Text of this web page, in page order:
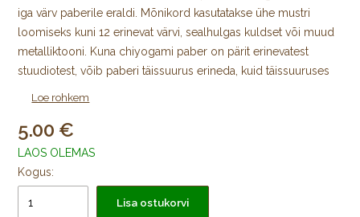
iga värv paberile eraldi. Mõnikord kasutatakse ühe mustri
loomiseks kuni 12 erinevat värvi, sealhulgas kuldset või muud
metalliktooni. Kuna chiyogami paber on pärit erinevatest
stuudiotest, võib paberi täissuurus erineda, kuid täissuuruses
lehe mustriline ala on alati 64 × 98 cm, mida ümbritseb igast
Algselt Edo ajastul välja töötatud jaapani värviliste
kujundustega mooruspuupaberid trükiti puulõigete abil
väikeste kodutarvikute katmiseks ja pabernukkude
meisterdamiseks. Tänapäeval trükitakse Chiyogamit kõikjal
Loe rohkem
5.00
LAOS OLEMAS
Kogus:
Lisa ostukorvi